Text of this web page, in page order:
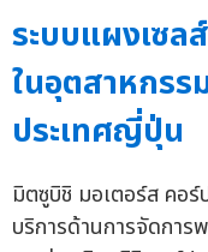
ระบบแผงเซล
ในอุตสาหกรร
ประเทศญี่ปุ่น
มิตซูบิชิ มอเตอร์ส คอร์
บริการด้านการจัดกา